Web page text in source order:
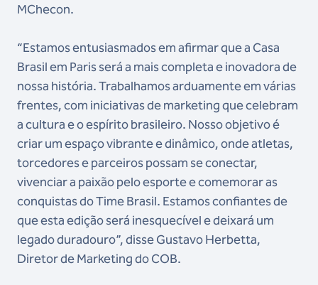
MChecon.
“Estamos entusiasmados em afirmar que a Casa
Brasil em Paris será a mais completa e inovadora de
nossa história. Trabalhamos arduamente em várias
frentes, com iniciativas de marketing que celebram
a cultura e o espírito brasileiro. Nosso objetivo é
criar um espaço vibrante e dinâmico, onde atletas,
torcedores e parceiros possam se conectar,
vivenciar a paixão pelo esporte e comemorar as
conquistas do Time Brasil. Estamos confiantes de
que esta edição será inesquecível e deixará um
legado duradouro”, disse Gustavo Herbetta,
Diretor de Marketing do COB.